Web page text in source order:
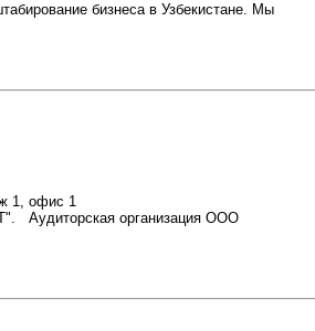
бизнеса в Узбекистане. Мы
1, офис 1
Аудиторская организация ООО